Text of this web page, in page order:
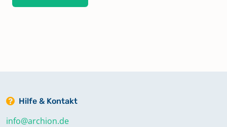
Hilfe & Kontakt
info@archion.de